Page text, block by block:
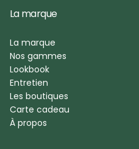
La marque
La marque
Nos gammes
Lookbook
Entretien
Les boutiques
Carte cadeau
À propos